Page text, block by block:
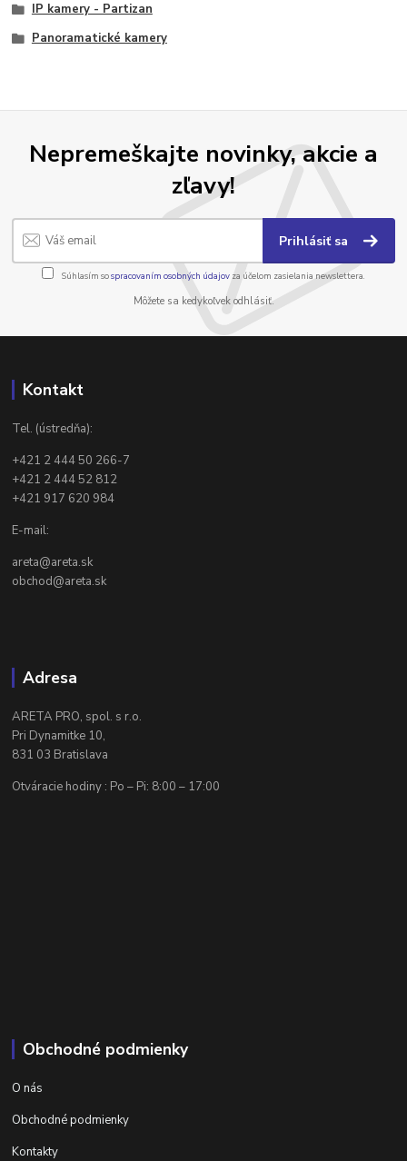
IP kamery - Partizan
Panoramatické kamery
Nepremeškajte novinky, akcie a
zľavy!
Prihlásiť sa
Súhlasím sospracovaním osobných údajov za účelom zasielania newslettera.
Môžete sa kedykoľvek odhlásiť.
Kontakt
Tel. (ústredňa):
+421 2 444 50 266-7
+421 2 444 52 812
+421 917 620 984
E-mail:
areta@areta.sk
obchod@areta.sk
Adresa
ARETA PRO, spol. s r.o.
Pri Dynamitke 10,
831 03 Bratislava
Otváracie hodiny : Po – Pi: 8:00 – 17:00
Obchodné podmienky
O nás
Obchodné podmienky
Kontakty